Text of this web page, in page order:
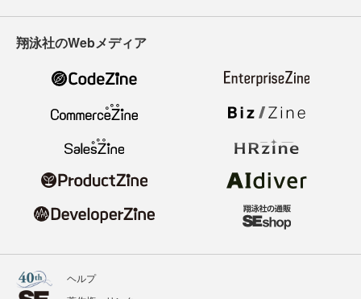
翔泳社のWebメディア
ヘルプ